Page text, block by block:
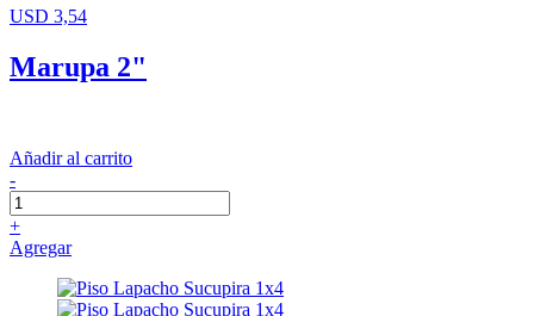
USD 3,54
Marupa 2"
Añadir al carrito
-
+
Agregar